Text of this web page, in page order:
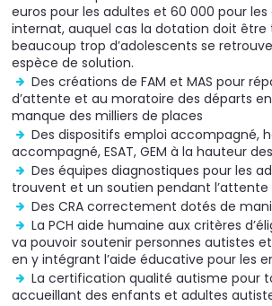
euros pour les adultes et 60 000 pour les
internat, auquel cas la dotation doit être
beaucoup trop d’adolescents se
espèce de solution.
Des créations de FAM et MAS pour
d’attente et au moratoire des départs en
manque des milliers de places
Des dispositifs emploi accompagné,
accompagné, ESAT, GEM à la hauteur
Des équipes diagnostiques pour les
trouvent et un soutien pendant
Des CRA correctement dotés de
La PCH aide humaine aux critères
va pouvoir soutenir personnes autistes
en y intégrant l’aide éducative pour les
La certification qualité autisme pour
accueillant des enfants et adultes